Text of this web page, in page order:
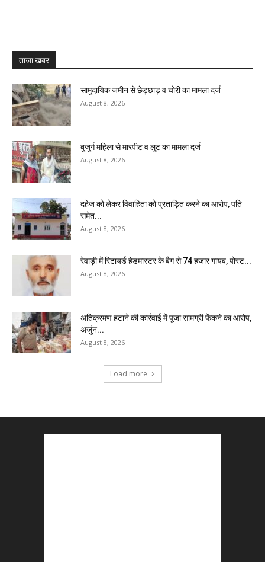
ताजा खबर
सामुदायिक जमीन से छेड़छाड़ व चोरी का मामला दर्ज
August 8, 2026
बुजुर्ग महिला से मारपीट व लूट का मामला दर्ज
August 8, 2026
दहेज को लेकर विवाहिता को प्रताड़ित करने का आरोप, पति
समेत...
August 8, 2026
रेवाड़ी में रिटायर्ड हेडमास्टर के बैग से ₹74 हजार गायब, पोस्ट...
August 8, 2026
अतिक्रमण हटाने की कार्रवाई में पूजा सामग्री फेंकने का आरोप,
अर्जुन...
August 8, 2026
Load more